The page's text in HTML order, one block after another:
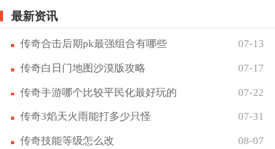
最新资讯
传奇合击后期pk最强组合有哪些 07-13
传奇白日门地图沙漠版攻略 07-17
传奇手游哪个比较平民化最好玩的 07-22
传奇3焰天火雨能打多少只怪 07-31
传奇技能等级怎么改 08-07